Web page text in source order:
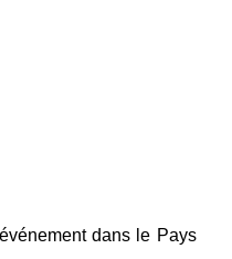
dans le Pays